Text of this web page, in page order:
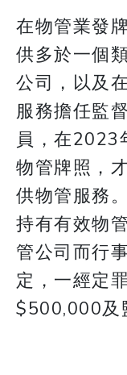
在物管業發
供多於一個
公司，以及
服務擔任監
員，在2023
物管牌照，
供物管服務
持有有效物
管公司而行
定，一經定
$500,000及